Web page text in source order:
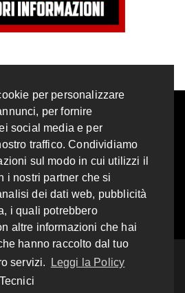
per personalizzare
per fornire
social media e per
traffico. Condividiamo
sul modo in cui utilizzi il
i nostri partner che si
dei dati web, pubblicità
i quali potrebbero
altre informazioni che hai
hanno raccolto dal tuo
servizi.
Leggi la Policy